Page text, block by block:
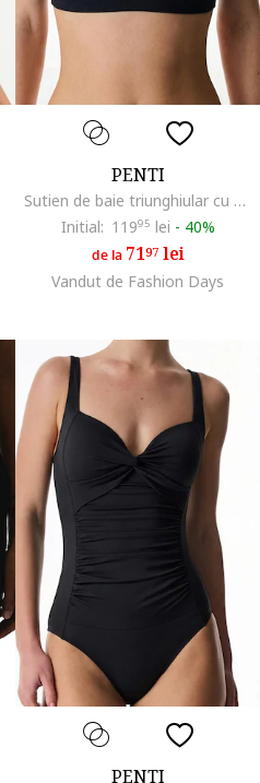
PENTI
Sutien de baie triunghiular cu burete detasabil, Negru
Initial: 11995 lei - 40%
de la 7197lei
Vandut de Fashion Days
PENTI